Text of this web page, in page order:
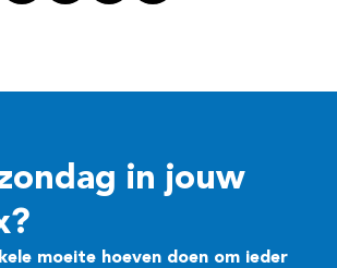
in jouw
moeite hoeven doen om ieder